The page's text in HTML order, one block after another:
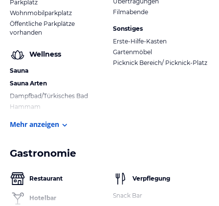
Parkplatz
Wohnmobilparkplatz
Öffentliche Parkplätze
vorhanden
Wellness
Sauna
Sauna Arten
Dampfbad/Türkisches Bad
Hammam
Filmabende
Sonstiges
Erste-Hilfe-Kasten
Gartenmöbel
Picknick Bereich/ Picknick-Platz
Mehr anzeigen
Gastronomie
Restaurant
Hotelbar
Verpflegung
Snack Bar